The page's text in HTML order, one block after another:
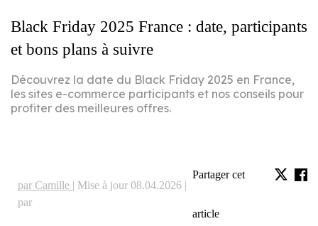
Black Friday 2025 France : date, participants
et bons plans à suivre
Découvrez la date du Black Friday 2025 en France,
les sites e-commerce participants et nos conseils pour
profiter des meilleures offres.
par Camille | Mise à jour 08.04.2026 |
par
Partager cet
article